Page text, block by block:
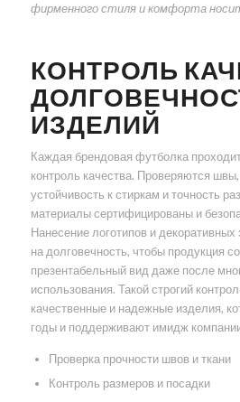
фирменного стиля и комфорта
КОНТРОЛЬ
ИЗДЕЛИЙ
Каждая брендовая футболка
контроль качества. Проверяются швы,
устойчивость к стиркам и точность
материалы сертифицированы и
Нанесение логотипов и декоративных
на долговечность, чтобы продукция
презентабельный вид даже после
использования. Такой строгий
качественные и надежные изделия,
годы и поддерживают имидж
Проверка прочности швов и ткани
Контроль размеров и посадки